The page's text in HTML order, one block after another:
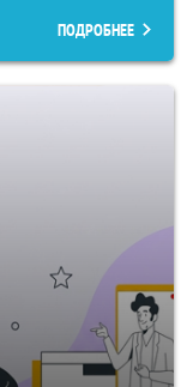
ПОДРОБНЕЕ